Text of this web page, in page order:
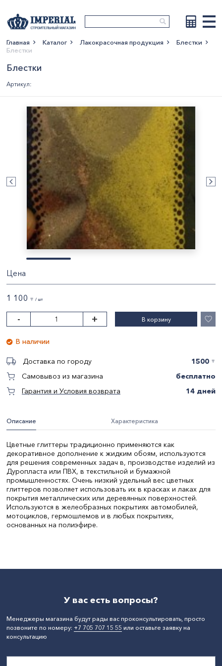
Главная Каталог Лакокрасочная продукция
Блестки
Блестки
Блестки
Артикул:
Описание Характеристика
Цветные глиттеры традиционно применяются как
декоративное дополнение к жидким обоям, используются
для решения современных задач в, производстве изделий из
Дуропласта или ПВХ, в текстильной и бумажной
промышленностях. Очень низкий удельный вес цветных
глиттеров позволяет использовать их в красках и лаках для
покрытия металлических или деревянных поверхностей.
Используются в желеобразных покрытиях автомобилей,
мотоциклов, гермошлемов и в любых покрытиях,
основанных на полиэфире.
Цена
1 100 〒 / шт
- + В корзину
В наличии
Доставка по городу 1500 〒
Самовывоз из магазина
бесплатно
Гарантия и Условия возврата
14 дней
У вас есть вопросы?
Менеджеры магазина будут рады вас проконсультировать, просто
позвоните по номеру: +7 705 707 15 55 или оставьте заявку на
консультацию